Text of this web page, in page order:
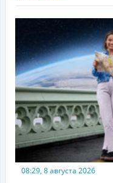
08:29, 8 августа 2026